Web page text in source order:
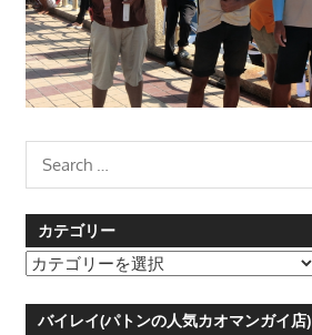
Search
for:
カテゴリー
カ
ゴバイレイ(パトンの人気カオマンガイ店)